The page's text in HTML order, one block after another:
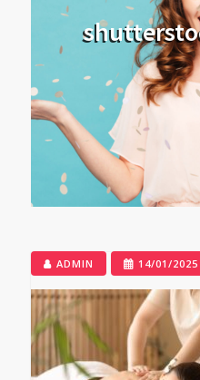
ADMIN 14/01/2025